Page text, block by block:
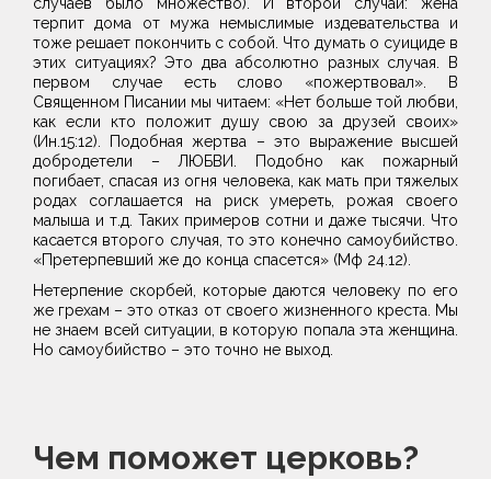
терпит дома от мужа немыслимые издевательства и
тоже решает покончить с собой. Что думать о суициде в
этих ситуациях? Это два абсолютно разных случая. В
первом случае есть слово «пожертвовал». В
Священном Писании мы читаем: «Нет больше той любви,
как если кто положит душу свою за друзей своих»
(Ин.15:12). Подобная жертва – это выражение высшей
добродетели – ЛЮБВИ. Подобно как пожарный
погибает, спасая из огня человека, как мать при тяжелых
родах соглашается на риск умереть, рожая своего
малыша и т.д. Таких примеров сотни и даже тысячи. Что
касается второго случая, то это конечно самоубийство.
«Претерпевший же до конца спасется» (Мф 24.12).
Нетерпение скорбей, которые даются человеку по его
же грехам – это отказ от своего жизненного креста. Мы
не знаем всей ситуации, в которую попала эта женщина.
Но самоубийство – это точно не выход.
Чем поможет церковь?